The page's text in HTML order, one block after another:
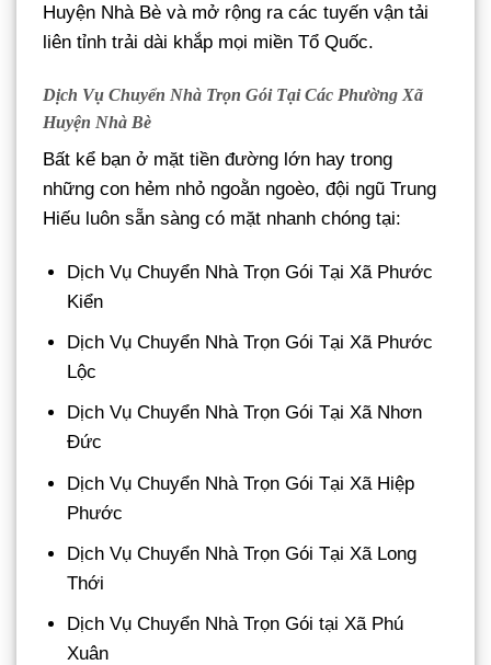
Huyện Nhà Bè và mở rộng ra các tuyến vận tải
liên tỉnh trải dài khắp mọi miền Tổ Quốc.
Dịch Vụ Chuyển Nhà Trọn Gói Tại Các Phường Xã
Huyện Nhà Bè
Bất kể bạn ở mặt tiền đường lớn hay trong
những con hẻm nhỏ ngoằn ngoèo, đội ngũ Trung
Hiếu luôn sẵn sàng có mặt nhanh chóng tại:
Dịch Vụ Chuyển Nhà Trọn Gói Tại Xã Phước
Kiển
Dịch Vụ Chuyển Nhà Trọn Gói Tại Xã Phước
Lộc
Dịch Vụ Chuyển Nhà Trọn Gói Tại Xã Nhơn
Đức
Dịch Vụ Chuyển Nhà Trọn Gói Tại Xã Hiệp
Phước
Dịch Vụ Chuyển Nhà Trọn Gói Tại Xã Long
Thới
Dịch Vụ Chuyển Nhà Trọn Gói tại Xã Phú
Xuân